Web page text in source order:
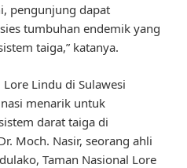
pengunjung dapat
tumbuhan endemik yang
taiga,” katanya.
Lindu di Sulawesi
menarik untuk
darat taiga di
Moch. Nasir, seorang ahli
Taman Nasional Lore